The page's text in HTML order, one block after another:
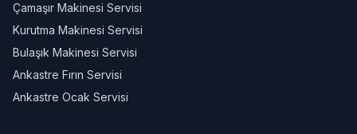
Çamaşır Makinesi Servisi
Kurutma Makinesi Servisi
Bulaşık Makinesi Servisi
Ankastre Fırın Servisi
Ankastre Ocak Servisi